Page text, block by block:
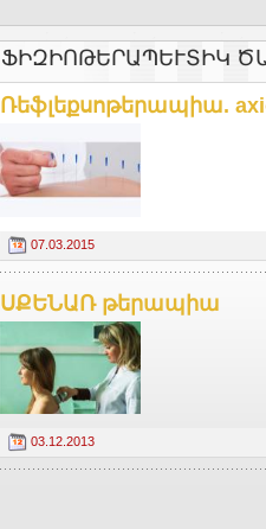
ՖԻԶԻՈԹԵՐԱՊԵՒՏԻԿ
Ռեֆլեքսոթերապիա.
07.03.2015
ՍՔԵՆԱՌ թերապիա
03.12.2013